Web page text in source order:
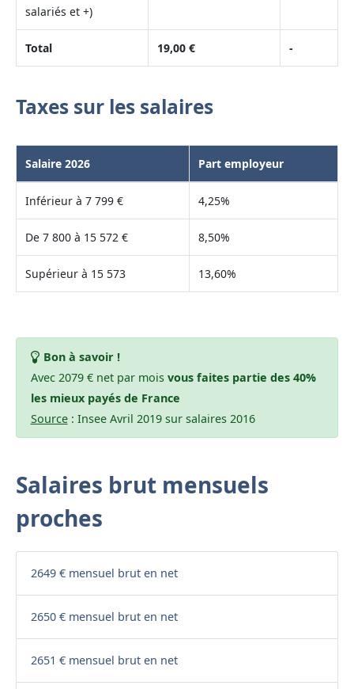
salariés et +)
Total 19,00 € -
Taxes sur les salaires
Salaire 2026 Part employeur
Inférieur à 7 799 € 4,25%
De 7 800 à 15 572 € 8,50%
Supérieur à 15 573 13,60%
Bon à savoir !
Avec 2079 € net par mois vous faites partie des 40%
les mieux payés de France
Source: Insee Avril 2019 sur salaires 2016
Salaires brut mensuels
proches
2649 € mensuel brut en net
2650 € mensuel brut en net
2651 € mensuel brut en net